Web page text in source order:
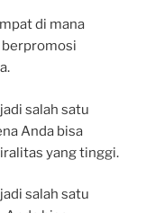
di mana
berpromosi
salah satu
Anda bisa
yang tinggi.
salah satu